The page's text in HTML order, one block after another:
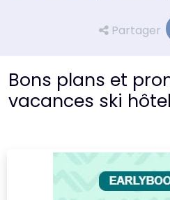
Partager
Bons plans et
vacances ski